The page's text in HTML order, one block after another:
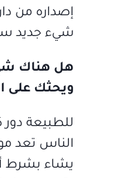
إصداره من
شيء جديد
هل هناك
ويحثك على
للطبيعة دور
الناس تعد
يشاء بشرط